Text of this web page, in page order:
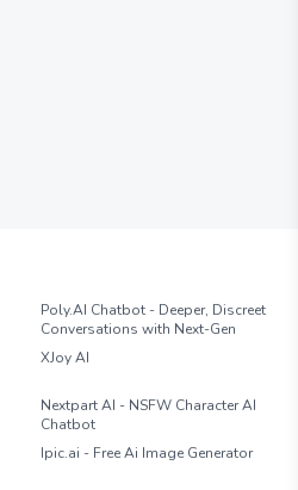
Poly.AI Chatbot - Deeper, Discreet
Conversations with Next-Gen
XJoy AI
Nextpart AI - NSFW Character AI
Chatbot
Ipic.ai - Free Ai Image Generator